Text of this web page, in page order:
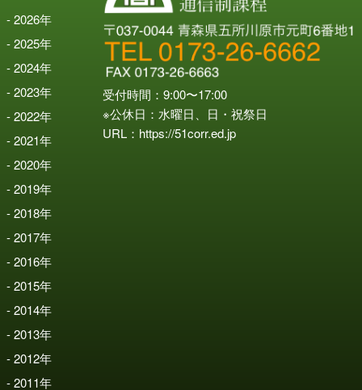
2026年
2025年
2024年
2023年
2022年
2021年
2020年
2019年
2018年
2017年
2016年
2015年
2014年
2013年
2012年
2011年
受付時間：9:00〜17:00
※公休日：水曜日、日・祝祭日
URL： https://51corr.ed.jp